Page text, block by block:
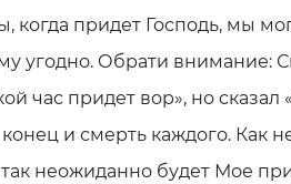
когда придет Господь, мы
угодно. Обрати внимание:
час придет вор», но сказал
и смерть каждого. Как
так неожиданно будет Мое